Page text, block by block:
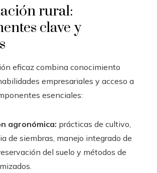
rural:
clave y
eficaz combina conocimiento
empresariales y acceso a
esenciales:
agronómica: prácticas de cultivo,
de siembras, manejo integrado de
del suelo y métodos de